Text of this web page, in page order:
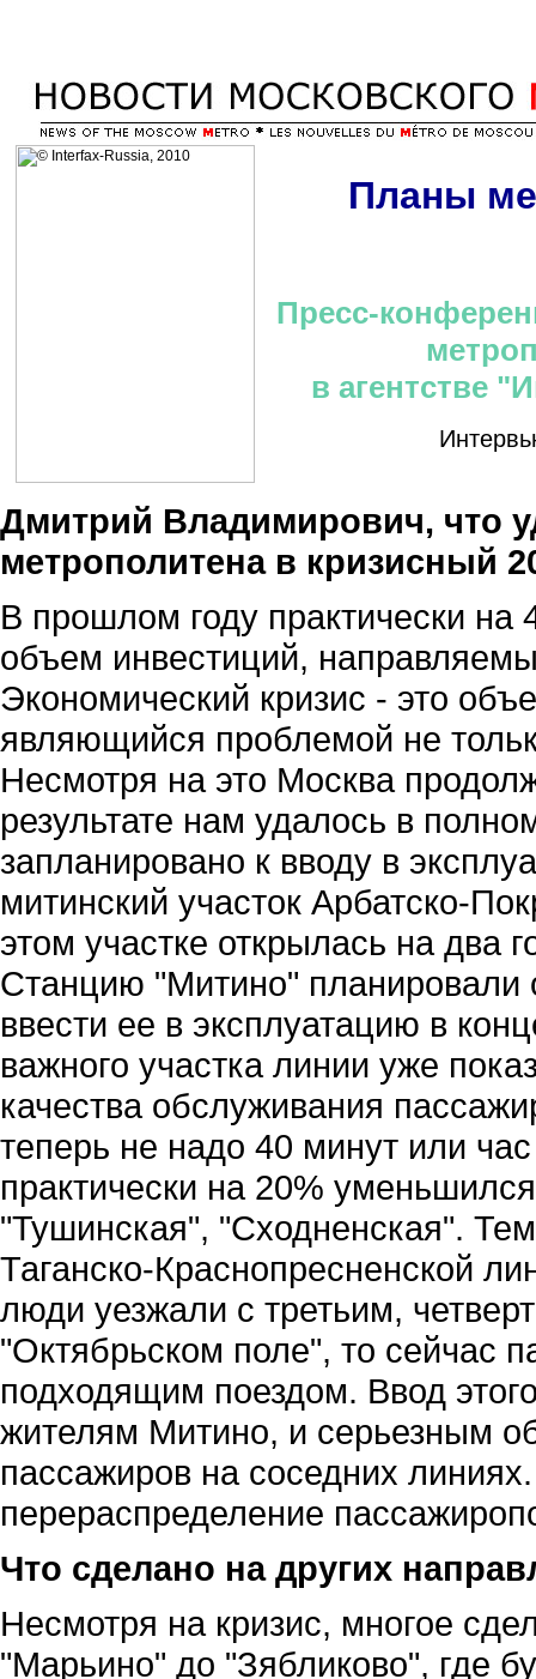
Планы
Пресс-
в агентстве
Дмитрий Владимирович, что
метрополитена в кризисный
В прошлом году практически на
объем инвестиций,
Экономический кризис - это
являющийся проблемой не
Несмотря на это Москва
результате нам удалось в
запланировано к вводу в
митинский участок Арбатско-
этом участке открылась на два
Станцию "Митино" планировали
ввести ее в эксплуатацию в
важного участка линии уже
качества обслуживания
теперь не надо 40 минут или
практически на 20%
"Тушинская", "Сходненская".
Таганско-Краснопресненской
люди уезжали с третьим,
"Октябрьском поле", то сейчас
подходящим поездом. Ввод
жителям Митино, и серьезным
пассажиров на соседних
перераспределение
Что сделано на других
Несмотря на кризис, многое
"Марьино" до "Зябликово", где